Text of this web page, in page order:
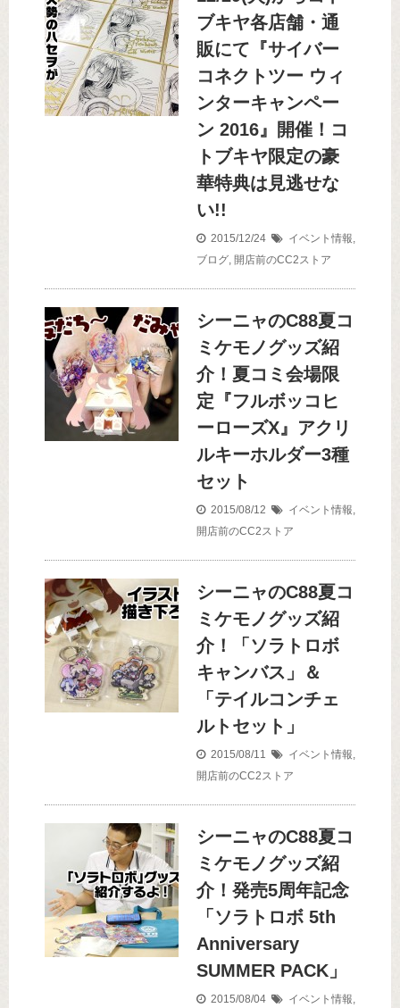
ブキヤ各店舗・通
販にて『サイバー
コネクトツー ウィ
ンターキャンペー
ン 2016』開催！コ
トブキヤ限定の豪
華特典は見逃せな
い!!
2015/12/24 イベント情報,
ブログ, 開店前のCC2ストア
シーニャのC88夏コ
ミケモノグッズ紹
介！夏コミ会場限
定『フルボッコヒ
ーローズX』アクリ
ルキーホルダー3種
セット
2015/08/12 イベント情報,
開店前のCC2ストア
シーニャのC88夏コ
ミケモノグッズ紹
介！「ソラトロボ
キャンバス」＆
「テイルコンチェ
ルトセット」
2015/08/11 イベント情報,
開店前のCC2ストア
シーニャのC88夏コ
ミケモノグッズ紹
介！発売5周年記念
「ソラトロボ 5th
Anniversary
SUMMER PACK」
2015/08/04 イベント情報,